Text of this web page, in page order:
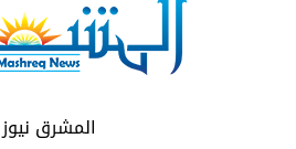
المشرق نيوز